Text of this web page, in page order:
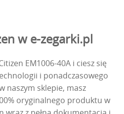
w e-zegarki.pl
EM1006-40A i ciesz się
i ponadczasowego
naszym sklepie, masz
oryginalnego produktu w